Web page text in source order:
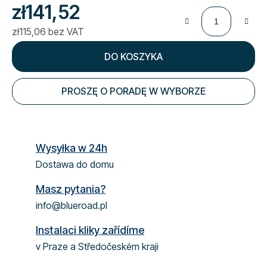
zł141,52
zł115,06 bez VAT
Cena jednostkowa:
DO KOSZYKA
PROSZĘ O PORADĘ W WYBORZE
Wysyłka w 24h
Dostawa do domu
Masz pytania?
info@blueroad.pl
Instalaci kliky zařídíme
v Praze a Středočeském kraji